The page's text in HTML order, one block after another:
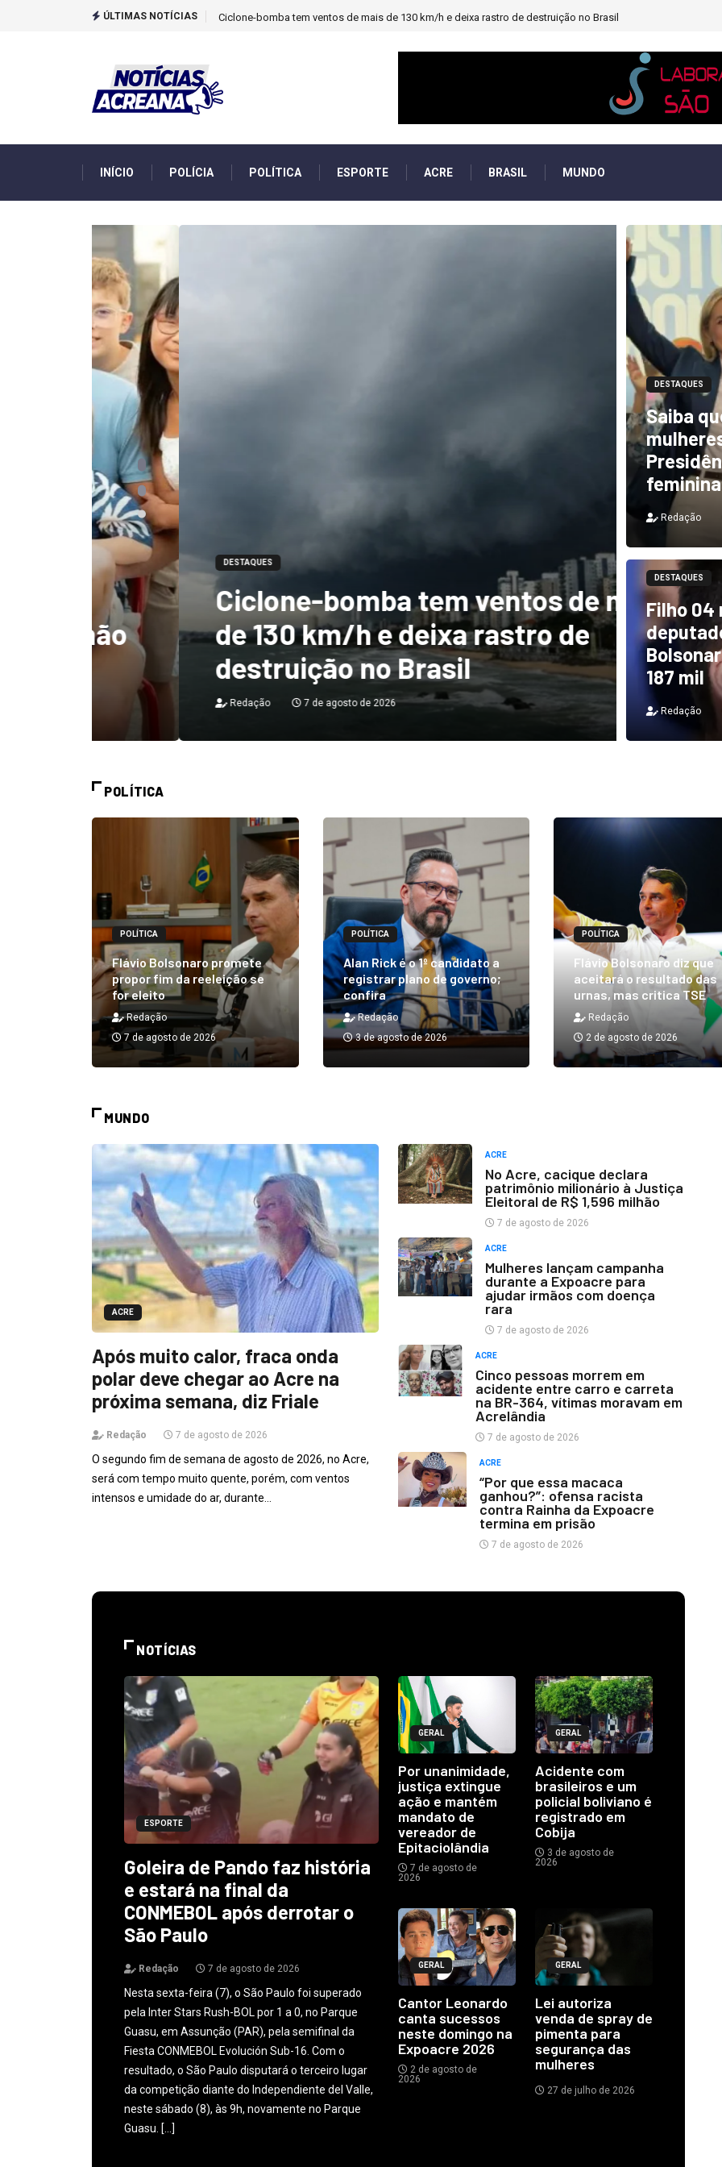
ÚLTIMAS NOTÍCIAS TCU identificou desvios de dinheiro e PF investigará emendas Pix
INÍCIO POLÍCIA POLÍTICA ESPORTE ACRE BRASIL MUNDO
DESTAQUES
Ciclone-bomba tem ventos de mais
de 130 km/h e deixa rastro de
destruição no Brasil
Redação 7 de agosto de 2026
TCU
e PF
DESTAQUES
Saiba
Redação
DESTAQUES
Filho 04
187 mil
Redação
POLÍTICA
POLÍTICA
Flávio Bolsonaro promete
propor fim da reeleição se
for eleito
Redação
7 de agosto de 2026
POLÍTICA
Alan Rick é o 1º candidato a
registrar plano de governo;
confira
Redação
3 de agosto de 2026
POLÍTICA
Flávio Bolsonaro diz que
aceitará o resultado das
urnas, mas critica TSE
Redação
2 de agosto de 2026
MUNDO
ACRE
Após muito calor, fraca onda
polar deve chegar ao Acre na
próxima semana, diz Friale
Redação 7 de agosto de 2026
O segundo fim de semana de agosto de 2026, no Acre,
será com tempo muito quente, porém, com ventos
intensos e umidade do ar, durante…
ACRE
No Acre, cacique declara
patrimônio milionário à Justiça
Eleitoral de R$ 1,596 milhão
7 de agosto de 2026
ACRE
Mulheres lançam campanha
durante a Expoacre para
ajudar irmãos com doença
rara
7 de agosto de 2026
ACRE
Cinco pessoas morrem em
acidente entre carro e carreta
na BR-364, vítimas moravam em
Acrelândia
7 de agosto de 2026
ACRE
“Por que essa macaca
ganhou?”: ofensa racista
contra Rainha da Expoacre
termina em prisão
7 de agosto de 2026
NOTÍCIAS
ESPORTE
Goleira de Pando faz história
e estará na final da
CONMEBOL após derrotar o
São Paulo
Redação 7 de agosto de 2026
Nesta sexta-feira (7), o São Paulo foi superado
pela Inter Stars Rush-BOL por 1 a 0, no Parque
Guasu, em Assunção (PAR), pela semifinal da
Fiesta CONMEBOL Evolución Sub-16. Com o
resultado, o São Paulo disputará o terceiro lugar
da competição diante do Independiente del Valle,
neste sábado (8), às 9h, novamente no Parque
Guasu. […]
GERAL
Por unanimidade,
justiça extingue
ação e mantém
mandato de
vereador de
Epitaciolândia
7 de agosto de
2026
GERAL
Acidente com
brasileiros e um
policial boliviano é
registrado em
Cobija
3 de agosto de
2026
GERAL
Cantor Leonardo
canta sucessos
neste domingo na
Expoacre 2026
2 de agosto de
2026
GERAL
Lei autoriza
venda de spray de
pimenta para
segurança das
mulheres
27 de julho de 2026